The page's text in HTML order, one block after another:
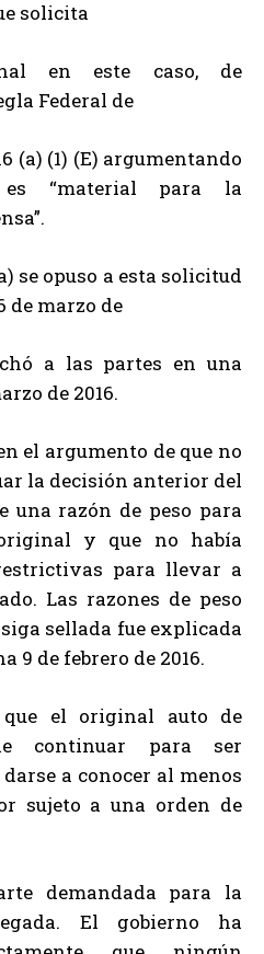
solicita
en este caso, de
Federal de
(a) (1) (E) argumentando
“material para la
se opuso a esta solicitud
de marzo de
a las partes en una
de 2016.
el argumento de que no
la decisión anterior del
una razón de peso para
y que no había
para llevar a
Las razones de peso
sellada fue explicada
9 de febrero de 2016.
que el original auto de
continuar para ser
a conocer al menos
sujeto a una orden de
demandada para la
El gobierno ha